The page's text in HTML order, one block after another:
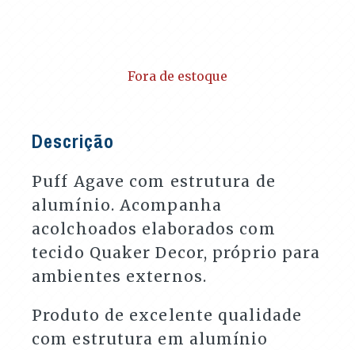
Fora de estoque
Descrição
Puff Agave com estrutura de
alumínio. Acompanha
acolchoados elaborados com
tecido Quaker Decor, próprio para
ambientes externos.
Produto de excelente qualidade
com estrutura em alumínio